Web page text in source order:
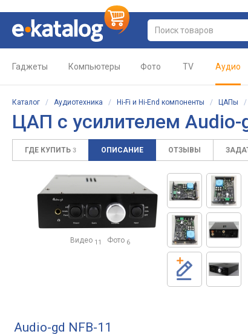
Гаджеты Компьютеры Фото TV Аудио
Каталог / Аудиотехника / Hi-Fi и Hi-End компоненты / ЦАПы /
ЦАП с усилителем Audio-
ГДЕ КУПИТЬ 3 ОПИСАНИЕ ОТЗЫВЫ
Видео 11 Фото 6
Audio-gd NFB-11